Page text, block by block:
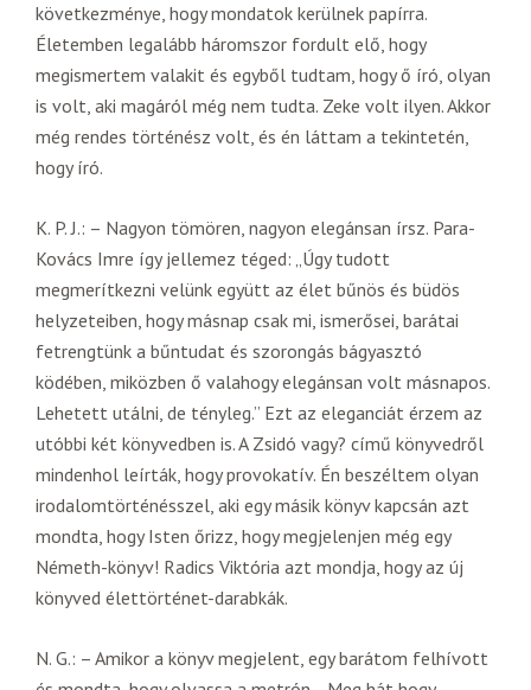
következménye, hogy mondatok kerülnek papírra.
Életemben legalább háromszor fordult elő, hogy
megismertem valakit és egyből tudtam, hogy ő író, olyan
is volt, aki magáról még nem tudta. Zeke volt ilyen. Akkor
még rendes történész volt, és én láttam a tekintetén,
hogy író.
K. P. J.: – Nagyon tömören, nagyon elegánsan írsz. Para-
Kovács Imre így jellemez téged: „Úgy tudott
megmerítkezni velünk együtt az élet bűnös és büdös
helyzeteiben, hogy másnap csak mi, ismerősei, barátai
fetrengtünk a bűntudat és szorongás bágyasztó
ködében, miközben ő valahogy elegánsan volt másnapos.
Lehetett utálni, de tényleg.” Ezt az eleganciát érzem az
utóbbi két könyvedben is. A Zsidó vagy? című könyvedről
mindenhol leírták, hogy provokatív. Én beszéltem olyan
irodalomtörténésszel, aki egy másik könyv kapcsán azt
mondta, hogy Isten őrizz, hogy megjelenjen még egy
Németh-könyv! Radics Viktória azt mondja, hogy az új
könyved élettörténet-darabkák.
N. G.: – Amikor a könyv megjelent, egy barátom felhívott